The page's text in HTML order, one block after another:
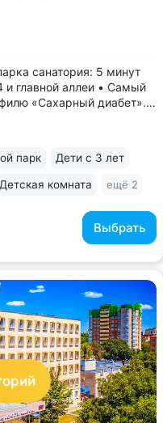
санатория: 5 минут
и главной аллеи • Самый
«Сахарный диабет».
Выбрать
парк Дети с 3 лет
Детская комната ещё 2